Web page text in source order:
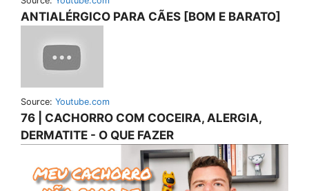
ANTIALÉRGICO PARA CÃES [BOM E BARATO]
Source: Youtube.com
76 | CACHORRO COM COCEIRA, ALERGIA,
DERMATITE - O QUE FAZER